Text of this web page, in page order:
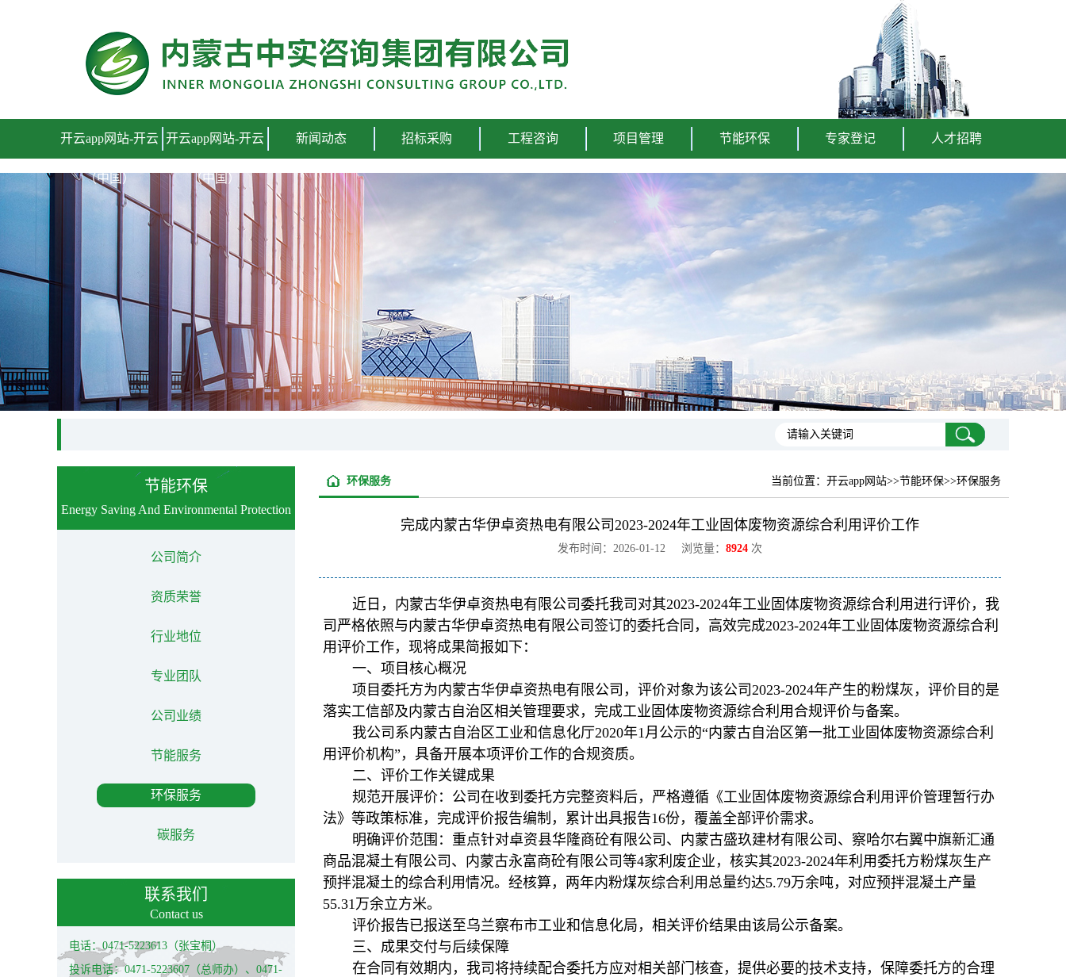
开云app网站-开云
（中国）
开云app网站-开云
（中国）
新闻动态 招标采购 工程咨询 项目管理 节能环保 专家登记 人才招聘
节能环保
Energy Saving And Environmental Protection
公司简介
资质荣誉
行业地位
专业团队
公司业绩
节能服务
环保服务
碳服务
联系我们
Contact us
电话：0471-5223613（张宝桐）
投诉电话：0471-5223607（总师办）、0471-
当前位置： 开云app网站>>节能环保>>环保服务
环保服务
完成内蒙古华伊卓资热电有限公司2023-2024年工业固体废物资源综合利用评价工作
发布时间：2026-01-12 浏览量： 8924 次
近日，内蒙古华伊卓资热电有限公司委托我司对其2023-2024年工业固体废物资源综合利用进行评价，我
司严格依照与内蒙古华伊卓资热电有限公司签订的委托合同，高效完成2023-2024年工业固体废物资源综合利
用评价工作，现将成果简报如下：
一、项目核心概况
项目委托方为内蒙古华伊卓资热电有限公司，评价对象为该公司2023-2024年产生的粉煤灰，评价目的是
落实工信部及内蒙古自治区相关管理要求，完成工业固体废物资源综合利用合规评价与备案。
我公司系内蒙古自治区工业和信息化厅2020年1月公示的“内蒙古自治区第一批工业固体废物资源综合利
用评价机构”，具备开展本项评价工作的合规资质。
二、评价工作关键成果
规范开展评价：公司在收到委托方完整资料后，严格遵循《工业固体废物资源综合利用评价管理暂行办
法》等政策标准，完成评价报告编制，累计出具报告16份，覆盖全部评价需求。
明确评价范围：重点针对卓资县华隆商砼有限公司、内蒙古盛玖建材有限公司、察哈尔右翼中旗新汇通
商品混凝土有限公司、内蒙古永富商砼有限公司等4家利废企业，核实其2023-2024年利用委托方粉煤灰生产
预拌混凝土的综合利用情况。经核算，两年内粉煤灰综合利用总量约达5.79万余吨，对应预拌混凝土产量
55.31万余立方米。
评价报告已报送至乌兰察布市工业和信息化局，相关评价结果由该局公示备案。
三、成果交付与后续保障
在合同有效期内，我司将持续配合委托方应对相关部门核查，提供必要的技术支持，保障委托方的合理